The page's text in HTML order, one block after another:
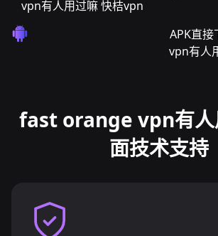
vpn有人用过嘛 快桔vpn
APK直
vpn有人
fast orange vpn有人
面技术支持